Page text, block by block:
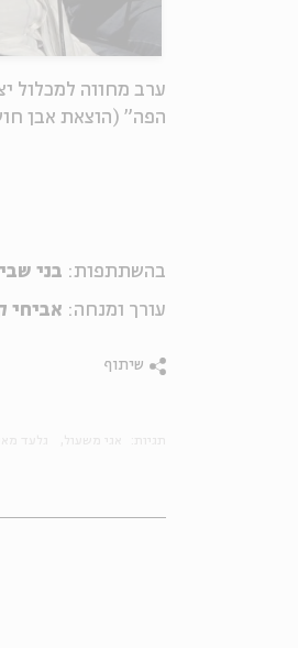
ערב מחווה למכלול
הפה" (הוצאת אבן
בהשתתפות: בני
עורך ומנחה: אביחי
שיתוף